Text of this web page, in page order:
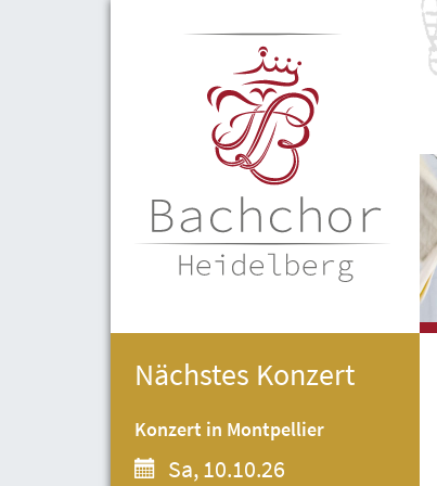
Nächstes Konzert
Konzert in Montpellier
Sa, 10.10.26